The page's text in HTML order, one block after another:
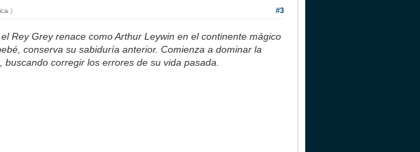
#3
.)
Rey Grey renace como Arthur Leywin en el continente mágico
conserva su sabiduría anterior. Comienza a dominar la
corregir los errores de su vida pasada.